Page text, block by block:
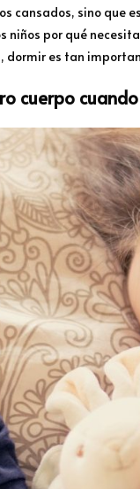
cansados, sino que
niños por qué
dormir es tan
cuerpo